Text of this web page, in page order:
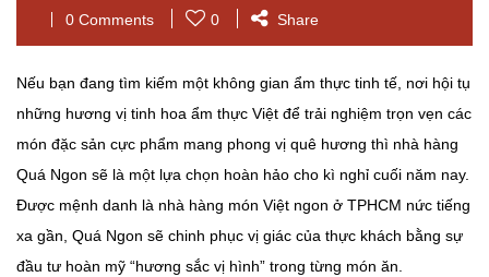
0 Comments
0 Share
Nếu bạn đang tìm kiếm một không gian ẩm thực tinh tế, nơi hội tụ
những hương vị tinh hoa ẩm thực Việt để trải nghiệm trọn vẹn các
món đặc sản cực phẩm mang phong vị quê hương thì nhà hàng
Quá Ngon sẽ là một lựa chọn hoàn hảo cho kì nghỉ cuối năm nay.
Được mệnh danh là nhà hàng món Việt ngon ở TPHCM nức tiếng
xa gần, Quá Ngon sẽ chinh phục vị giác của thực khách bằng sự
đầu tư hoàn mỹ “hương sắc vị hình” trong từng món ăn.